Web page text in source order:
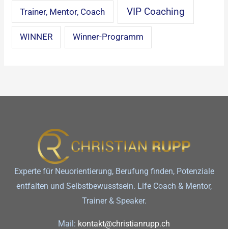
Trainer, Mentor, Coach VIP Coaching
WINNER Winner-Programm
Experte für Neuorientierung, Berufung finden, Potenziale
entfalten und Selbstbewusstsein. Life Coach & Mentor,
Trainer & Speaker.
Mail: kontakt@christianrupp.ch